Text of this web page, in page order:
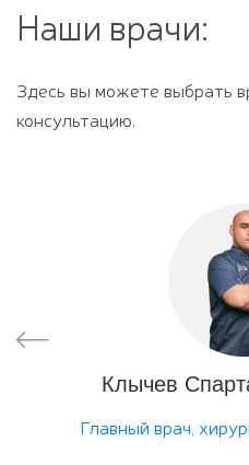
Наши врачи:
Здесь вы можете выбрать
консультацию.
Клычев
Главный врач,